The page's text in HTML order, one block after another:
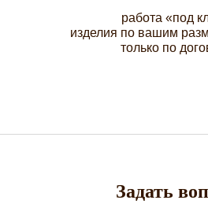
работа «под
изделия по вашим
только по
Задать